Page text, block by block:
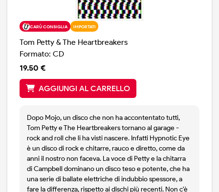
CARÙ CONSIGLIA IMPORTATI
Tom Petty & The Heartbreakers
Formato: CD
19.50 €
AGGIUNGI AL CARRELLO
Dopo Mojo, un disco che non ha accontentato tutti,
Tom Petty e The Heartbreakers tornano al garage -
rock and roll che li ha visti nascere. Infatti Hypnotic Eye
è un disco di rock e chitarre, rauco e diretto, come da
anni il nostro non faceva. La voce di Petty e la chitarra
di Campbell dominano un disco teso e potente, che ha
una serie di ballate elettriche di indubbio spessore, a
fare la differenza, rispetto ai dischi più recenti. Non c'è